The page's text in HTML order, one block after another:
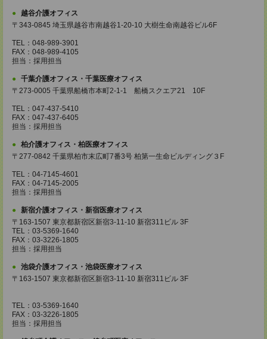
越谷介護オフィス
〒343-0845 埼玉県越谷市南越谷1-20-10 大樹生命南越谷ビル6F
TEL：048-989-3901
FAX：048-989-4105
担当：採用担当
千葉介護オフィス・千葉医療オフィス
〒273-0005 千葉県船橋市本町2-1-1 船橋スクエア21 10F
TEL：047-437-5410
FAX：047-437-6405
担当：採用担当
柏介護オフィス・柏医療オフィス
〒277-0842 千葉県柏市末広町7番3号 柏第一生命ビルディング３F
TEL：04-7145-4601
FAX：04-7145-2005
担当：採用担当
新宿介護オフィス・新宿医療オフィス
〒163-1507 東京都新宿区新宿3-11-10 新宿311ビル 3F
TEL：03-5369-1640
FAX：03-3226-1805
担当：採用担当
池袋介護オフィス・池袋医療オフィス
〒163-1507 東京都新宿区新宿3-11-10 新宿311ビル 3F
TEL：03-5369-1640
FAX：03-3226-1805
担当：採用担当